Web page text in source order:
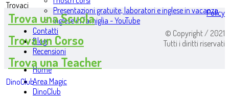
Presentazioni gratuite, laboratori e inglese in vacanza
Inglese in famiglia - YouTube
Contatti
Blog
Recensioni
Home
Area Magic
DinoClub
Trovaci
Trova una Scuola
Trova un Corso
Trova una Teacher
DinoClub
Policy
© Copyright / 2021
Tutti i diritti riservati